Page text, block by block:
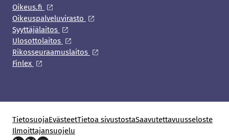
Oikeus.fi
Oikeuspalveluvirasto
Syyttäjälaitos
Ulosottolaitos
Rikosseuraamuslaitos
Finlex
TietosuojaEvästeetTietoa sivustostaSaavutettavuusseloste
Ilmoittajansuojelu